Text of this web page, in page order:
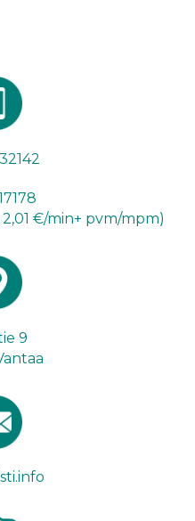
€/min+ pvm/mpm)
9